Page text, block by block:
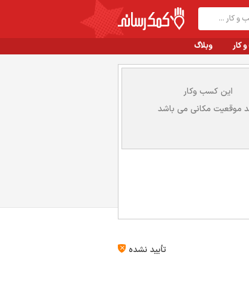
وبلاگ کار
این کسب وکار
موقعیت مکانی می باشد
تأیید نشده